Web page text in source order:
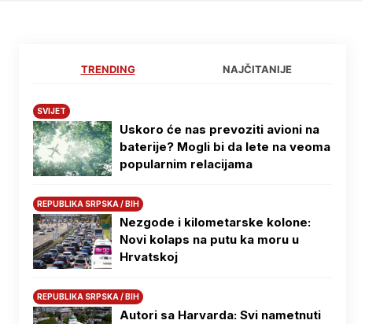
TRENDING NAJČITANIJE
SVIJET
Uskoro će nas prevoziti avioni na
baterije? Mogli bi da lete na veoma
popularnim relacijama
REPUBLIKA SRPSKA / BIH
Nezgode i kilometarske kolone:
Novi kolaps na putu ka moru u
Hrvatskoj
REPUBLIKA SRPSKA / BIH
Autori sa Harvarda: Svi nametnuti